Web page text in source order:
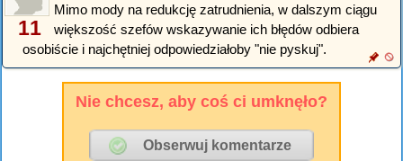
11
Mimo mody na redukcję zatrudnienia, w dalszym ciągu
większość szefów wskazywanie ich błędów odbiera
osobiście i najchętniej odpowiedziałoby "nie pyskuj".
Nie chcesz, aby coś ci umknęło?